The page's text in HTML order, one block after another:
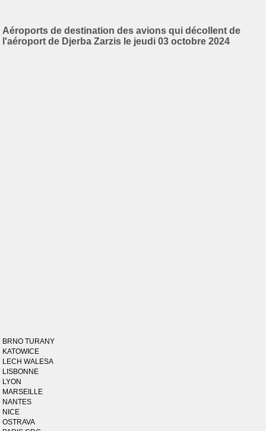
Aéroports de destination des avions qui décollent de
l'aéroport de Djerba Zarzis le jeudi 03 octobre 2024
BRNO TURANY
KATOWICE
LECH WALESA
LISBONNE
LYON
MARSEILLE
NANTES
NICE
OSTRAVA